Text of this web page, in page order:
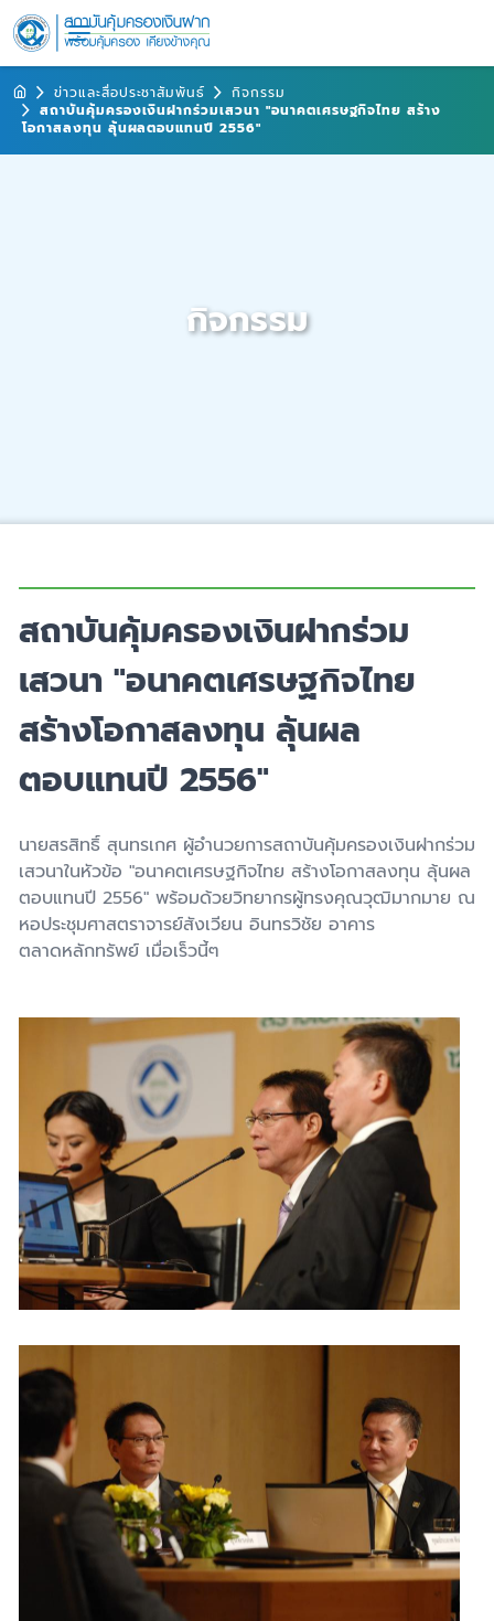
ข่าวและสื่อประชาสัมพันธ์
กิจกรรม
สถาบันคุ้มครองเงินฝากร่วมเสวนา "อนาคตเศรษฐกิจไทย สร้าง
โอกาสลงทุน ลุ้นผลตอบแทนปี 2556"
กิจกรรม
สถาบันคุ้มครองเงินฝากร่วม
เสวนา "อนาคตเศรษฐกิจไทย
สร้างโอกาสลงทุน ลุ้นผล
ตอบแทนปี 2556"
นายสรสิทธิ์ สุนทรเกศ ผู้อำนวยการสถาบันคุ้มครองเงินฝากร่วม
เสวนาในหัวข้อ "อนาคตเศรษฐกิจไทย สร้างโอกาสลงทุน ลุ้นผล
ตอบแทนปี 2556" พร้อมด้วยวิทยากรผู้ทรงคุณวุฒิมากมาย ณ
หอประชุมศาสตราจารย์สังเวียน อินทรวิชัย อาคาร
ตลาดหลักทรัพย์ เมื่อเร็วนี้ๆ